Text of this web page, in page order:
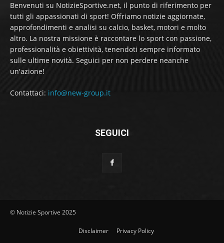
Benvenuti su NotizieSportive.net, il punto di riferimento per
tutti gli appassionati di sport! Offriamo notizie aggiornate,
approfondimenti e analisi su calcio, basket, motori e molto
altro. La nostra missione è raccontare lo sport con passione,
professionalità e obiettività, tenendoti sempre informato
sulle ultime novità. Seguici per non perdere neanche
un'azione!
Contattaci: info@new-group.it
SEGUICI
© Notizie Sportive 2025
Disclaimer Privacy Policy